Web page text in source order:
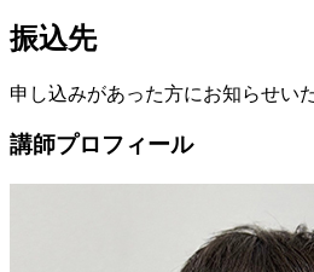
振込先
申し込みがあった方にお知らせい
講師プロフィール